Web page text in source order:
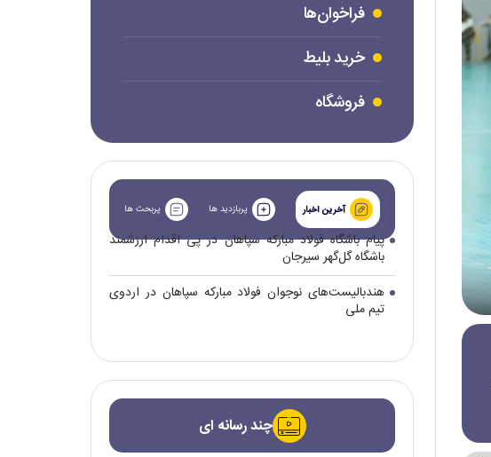
فراخوان‌ها
خرید بلیط
فروشگاه
آخرین اخبار پربازدید ها پربحث ها
پیام باشگاه فولاد مبارکه سپاهان در پی اقدام ارزشمند
باشگاه گل‌گهر سیرجان
هندبالیست‌های نوجوان فولاد مبارکه سپاهان در اردوی
تیم ملی
چند رسانه ای